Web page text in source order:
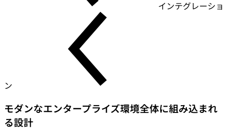
インテグレーショ
ン
モダンなエンタープライズ環境全体に組み込まれ
る設計